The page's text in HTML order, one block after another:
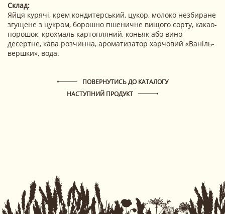
Склад:
Яйця курячі, крем кондитерський, цукор, молоко незбиране
згущене з цукром, борошно пшеничне вищого сорту, какао-
порошок, крохмаль картопляний, коньяк або вино
десертне, кава розчинна, ароматизатор харчовий «Ваніль-
вершки», вода.
ПОВЕРНУТИСЬ ДО КАТАЛОГУ
НАСТУПНИЙ ПРОДУКТ